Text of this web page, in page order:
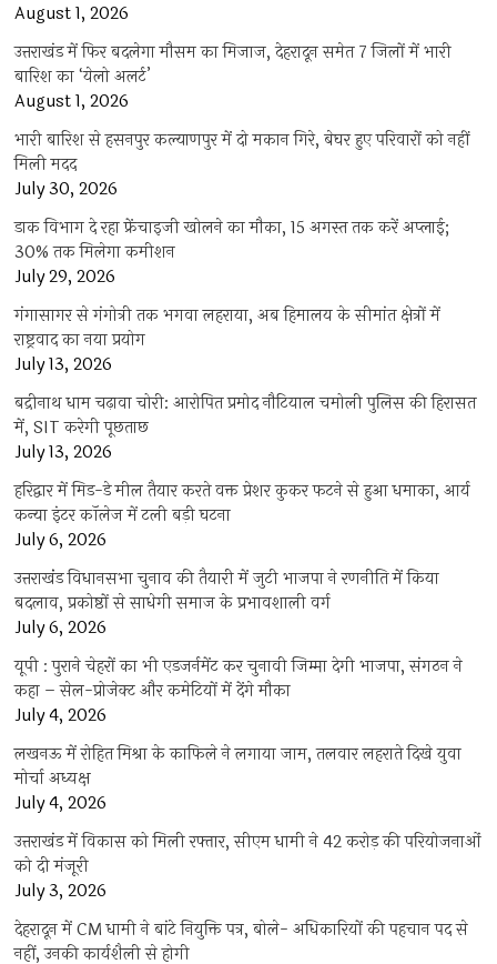
August 1, 2026
उत्तराखंड में फिर बदलेगा मौसम का मिजाज, देहरादून समेत 7 जिलों में भारी
बारिश का ‘येलो अलर्ट’
August 1, 2026
भारी बारिश से हसनपुर कल्याणपुर में दो मकान गिरे, बेघर हुए परिवारों को नहीं
मिली मदद
July 30, 2026
डाक विभाग दे रहा फ्रेंचाइजी खोलने का मौका, 15 अगस्त तक करें अप्लाई;
30% तक मिलेगा कमीशन
July 29, 2026
गंगासागर से गंगोत्री तक भगवा लहराया, अब हिमालय के सीमांत क्षेत्रों में
राष्ट्रवाद का नया प्रयोग
July 13, 2026
बद्रीनाथ धाम चढ़ावा चोरी: आरोपित प्रमोद नौटियाल चमोली पुलिस की हिरासत
में, SIT करेगी पूछताछ
July 13, 2026
हरिद्वार में मिड-डे मील तैयार करते वक्त प्रेशर कुकर फटने से हुआ धमाका, आर्य
कन्या इंटर कॉलेज में टली बड़ी घटना
July 6, 2026
उत्तराखंंड विधानसभा चुनाव की तैयारी में जुटी भाजपा ने रणनीति में किया
बदलाव, प्रकोष्ठों से साधेगी समाज के प्रभावशाली वर्ग
July 6, 2026
यूपी : पुराने चेहरों का भी एडजर्नमेंट कर चुनावी जिम्मा देगी भाजपा, संगठन ने
कहा – सेल-प्रोजेक्ट और कमेटियों में देंगे मौका
July 4, 2026
लखनऊ में रोहित मिश्रा के काफिले ने लगाया जाम, तलवार लहराते दिखे युवा
मोर्चा अध्यक्ष
July 4, 2026
उत्तराखंड में विकास को मिली रफ्तार, सीएम धामी ने 42 करोड़ की परियोजनाओं
को दी मंजूरी
July 3, 2026
देहरादून में CM धामी ने बांटे नियुक्ति पत्र, बोले- अधिकारियों की पहचान पद से
नहीं, उनकी कार्यशैली से होगी